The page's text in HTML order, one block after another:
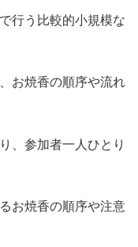
行う比較的小規模な
お焼香の順序や流れ
、参加者一人ひとり
お焼香の順序や注意